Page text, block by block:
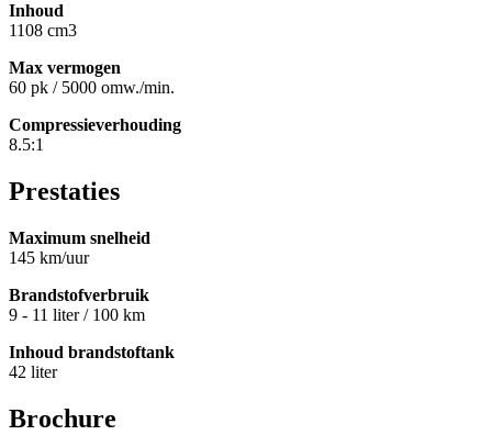
Inhoud
1108 cm3
Max vermogen
60 pk / 5000 omw./min.
Compressieverhouding
8.5:1
Prestaties
Maximum snelheid
145 km/uur
Brandstofverbruik
9 - 11 liter / 100 km
Inhoud brandstoftank
42 liter
Brochure